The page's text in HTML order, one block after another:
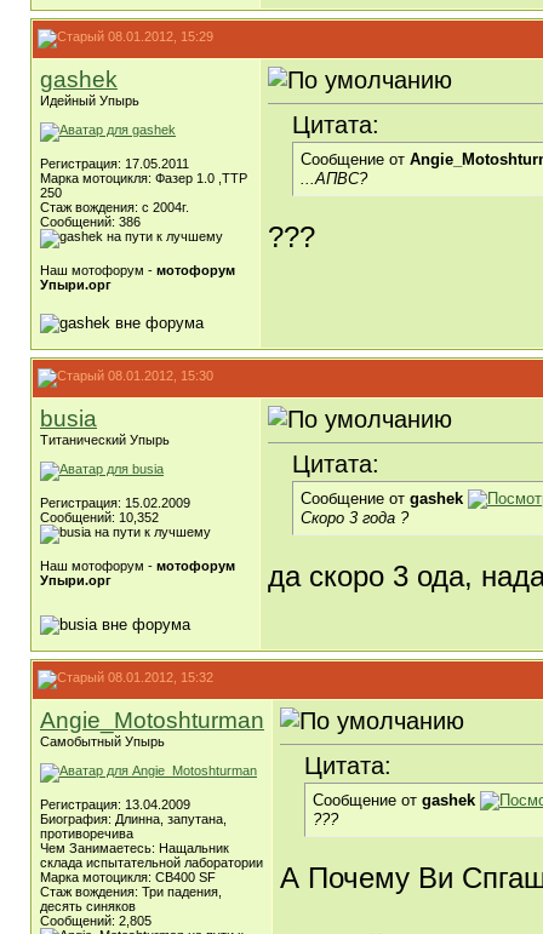
08.01.2012, 15:29
gashek
Идейный Упырь
Регистрация: 17.05.2011
Марка мотоцикля: Фазер 1.0 ,ТТР
250
Стаж вождения: с 2004г.
Сообщений: 386
Наш мотофорум - мотофорум
Упыри.орг
Цитата:
Сообщение от
...АПВС?
???
08.01.2012, 15:30
busia
Титанический Упырь
Регистрация: 15.02.2009
Сообщений: 10,352
Наш мотофорум - мотофорум
Упыри.орг
Цитата:
Сообщение от gashek
Скоро 3 года ?
да скоро 3 ода,
08.01.2012, 15:32
Angie_Motoshturman
Самобытный Упырь
Регистрация: 13.04.2009
Биография: Длинна, запутана,
противоречива
Чем Занимаетесь: Нащальник
склада испытательной лаборатории
Марка мотоцикля: CB400 SF
Стаж вождения: Три падения,
десять синяков
Сообщений: 2,805
Цитата:
Сообщение от gashek
???
А Почему Ви